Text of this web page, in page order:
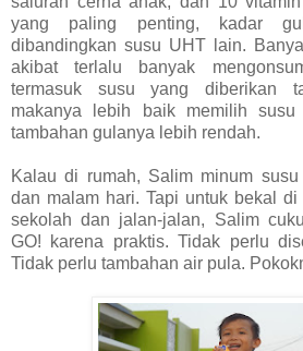
yang paling penting, kadar
dibandingkan susu UHT lain.
akibat terlalu banyak
termasuk susu yang diberikan
makanya lebih baik memilih susu
tambahan gulanya lebih rendah.
Kalau di rumah, Salim minum
dan malam hari. Tapi untuk bekal
sekolah dan jalan-jalan, Salim
GO! karena praktis. Tidak perlu
Tidak perlu tambahan air pula.